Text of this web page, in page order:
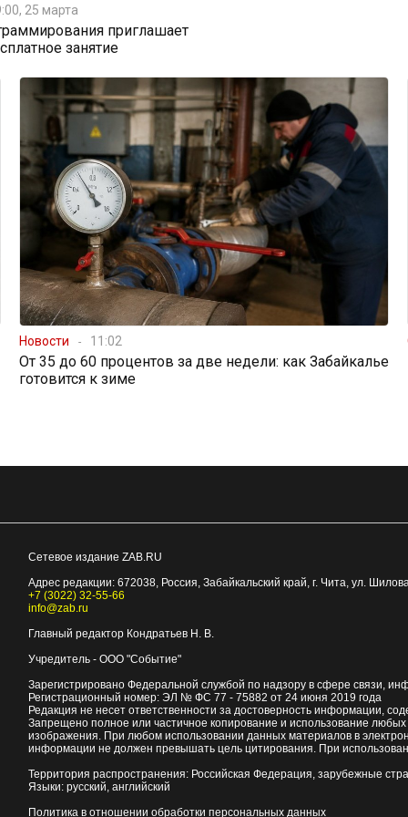
25 марта
приглашает
занятие
Новости 11:02
От 35 до 60 процентов за две недели: как Забайкалье
готовится к зиме
Сетевое издание ZAB.RU
Адрес редакции: 672038, Россия, Забайкальский край, г. Чита, ул.
+7 (3022) 32-55-66
info@zab.ru
Главный редактор Кондратьев Н. В.
Учредитель - ООО "Событие"
Зарегистрировано Федеральной службой по надзору в сфере связи,
Регистрационный номер: ЭЛ № ФС 77 - 75882 от 24 июня 2019 года
Редакция не несет ответственности за достоверность информации,
Запрещено полное или частичное копирование и использование
изображения. При любом использовании данных материалов в
информации не должен превышать цель цитирования. При
Территория распространения: Российская Федерация, зарубежные
Языки: русский, английский
Политика в отношении обработки персональных данных